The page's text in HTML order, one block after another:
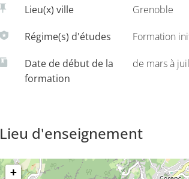
Lieu(x) ville Grenoble
Régime(s) d'études Formation
Date de début de la
formation
de mars à
Lieu d'enseignement
+